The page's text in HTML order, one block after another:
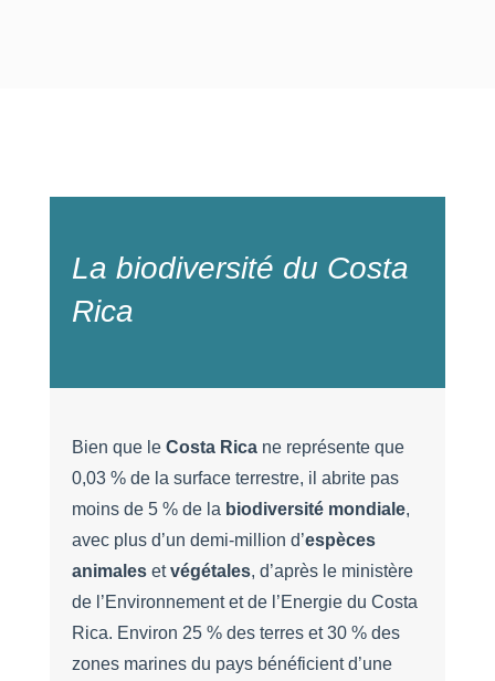
La biodiversité du Costa
Rica
Bien que le Costa Ricane représente que
0,03 % de la surface terrestre, il abrite pas
moins de 5 % de la biodiversité mondiale,
avec plus d’un demi-million d’espèces
animalesetvégétales, d’après le ministère
de l’Environnement et de l’Energie du Costa
Rica. Environ 25 % des terres et 30 % des
zones marines du pays bénéficient d’une